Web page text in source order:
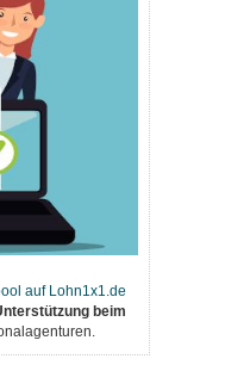
auf Lohn1x1.de
beim